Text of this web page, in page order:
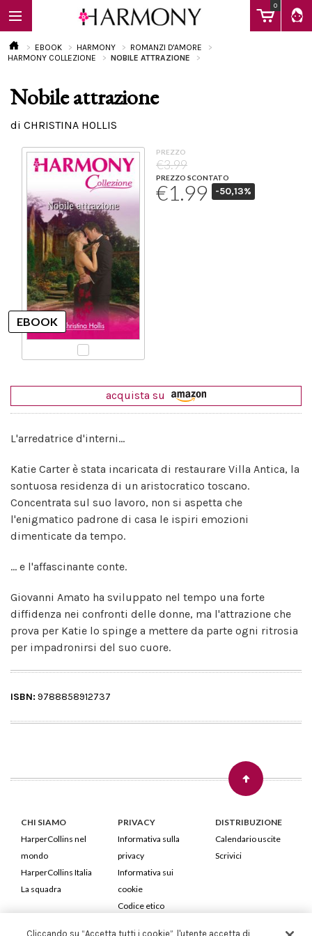
0
EBOOK
Calendario
EBOOK HARMONY
ROMANZI D'AMORE
HARMONY COLLEZIONE
NOBILE ATTRAZIONE
Nobile attrazione
di CHRISTINA HOLLIS
PREZZO
€3.99
PREZZO SCONTATO
€1.99 -50,13%
acquista su
L'arredatrice d'interni...
Katie Carter è stata incaricata di restaurare Villa Antica, la
sontuosa residenza di un aristocratico toscano.
Concentrata sul suo lavoro, non si aspetta che
l'enigmatico padrone di casa le ispiri emozioni
dimenticate da tempo.
... e l'affascinante conte.
Giovanni Amato ha sviluppato nel tempo una forte
diffidenza nei confronti delle donne, ma l'attrazione che
prova per Katie lo spinge a mettere da parte ogni ritrosia
per impadronirsi del suo cuore.
ISBN: 9788858912737
CHI SIAMO
HarperCollins nel
mondo
HarperCollins Italia
La squadra
PRIVACY
Informativa sulla
privacy
Informativa sui
cookie
Codice etico
DISTRIBUZIONE
Calendario uscite
Scrivici
Cliccando su “Accetta tutti i cookie”, l'utente accetta di